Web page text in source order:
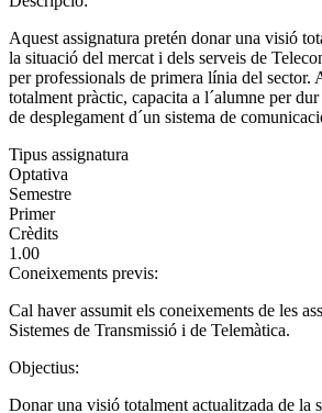
Aquest assignatura pretén donar una visió
la situació del mercat i dels serveis de
per professionals de primera línia del sector.
totalment pràctic, capacita a l´alumne per
de desplegament d´un sistema de
Tipus assignatura
Optativa
Semestre
Primer
Crèdits
1.00
Coneixements previs:
Cal haver assumit els coneixements de les
Sistemes de Transmissió i de Telemàtica.
Objectius:
Donar una visió totalment actualitzada de la